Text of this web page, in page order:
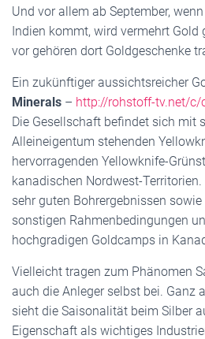
Und vor allem ab September,
Indien kommt, wird vermehrt Gold
vor gehören dort Goldgeschenke
Ein zukünftiger aussichtsreicher
Minerals – http://rohstoff-tv.net/c/
Die Gesellschaft befindet sich mit
Alleineigentum stehenden
hervorragenden Yellowknife-
kanadischen Nordwest-
sehr guten Bohrergebnissen
sonstigen Rahmenbedingungen
hochgradigen Goldcamps in
Vielleicht tragen zum Phänomen
auch die Anleger selbst bei. Ganz
sieht die Saisonalität beim Silber
Eigenschaft als wichtiges